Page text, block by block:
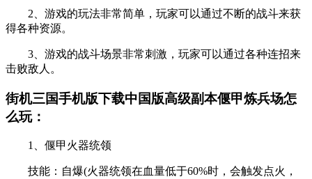
2、游戏的玩法非常简单，玩家可以通过不断的战斗来获
得各种资源。
3、游戏的战斗场景非常刺激，玩家可以通过各种连招来
击败敌人。
街机三国手机版下载中国版高级副本偃甲炼兵场怎
么玩：
1、偃甲火器统领
技能：自爆(火器统领在血量低于60%时，会触发点火，